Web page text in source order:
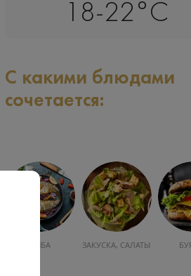
18-22°C
С какими блюдами
сочетается:
ЗАКУСКА, САЛАТЫ БУРГЕР